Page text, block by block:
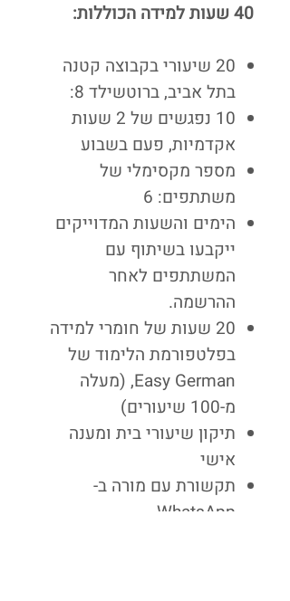
40 שעות למידה הכוללות:
20 שיעורי בקבוצה קטנה
בתל אביב, ברוטשילד 8:
10 נפגשים של 2 שעות
אקדמיות, פעם בשבוע
מספר מקסימלי של
משתתפים: 6
הימים והשעות המדוייקים
ייקבעו בשיתוף עם
המשתתפים לאחר
ההרשמה.
20 שעות של חומרי למידה
בפלטפורמת הלימוד של
Easy German, (מעלה
מ-100 שיעורים)
תיקון שיעורי בית ומענה
אישי
תקשורת עם מורה ב-
WhatsApp